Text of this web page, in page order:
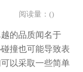
阅读量：()
的品质闻名于
撞也可能导致表
以采取一些简单